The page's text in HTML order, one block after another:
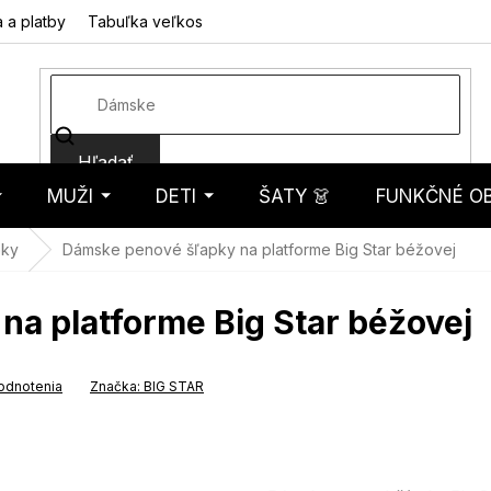
a platby Tabuľka veľkostí
Hľadať
MUŽI DETI ŠATY 👗 FUNKČNÉ
Dámske penové šľapky na platforme Big Star béžovej
platforme Big Star béžovej
Značka: BIG STAR